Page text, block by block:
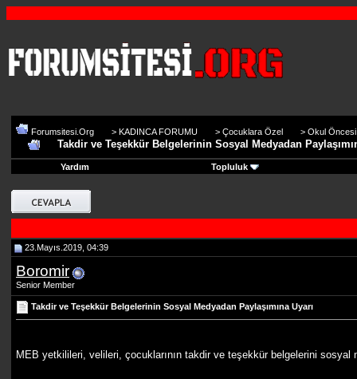
Forumsitesi.Org > KADINCA FORUMU > Çocuklara Özel > Okul
Takdir ve Teşekkür Belgelerinin Sosyal Medyadan
Yardım Topluluk
23.Mayıs.2019, 04:39
Boromir
Senior Member
Takdir ve Teşekkür Belgelerinin Sosyal Medyadan Paylaşımına Uyarı
MEB yetkilileri, velileri, çocuklarının takdir ve teşekkür belgelerini sosyal